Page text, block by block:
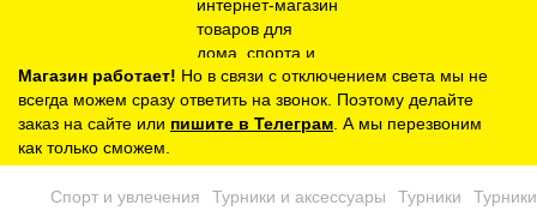
Магазин работает! Но в связи с отключением света мы не
всегда можем сразу ответить на звонок. Поэтому делайте
заказ на сайте или пишите в Телеграм . А мы перезвоним
как только сможем.
Спорт и увлечения Турники и аксессуары Турники